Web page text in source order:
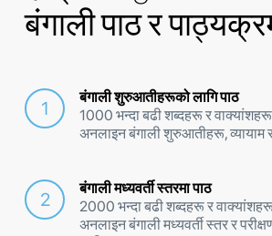
बंगाली पाठ र
बंगाली शुरुआतीहरूको लागि पाठ
1000 भन्दा बढी शब्दहरू र
अनलाइन बंगाली शुरुआतीहरू, व्यायाम र
बंगाली मध्यवर्ती स्तरमा पाठ
2000 भन्दा बढी शब्दहरू र
अनलाइन बंगाली मध्यवर्ती स्तर र